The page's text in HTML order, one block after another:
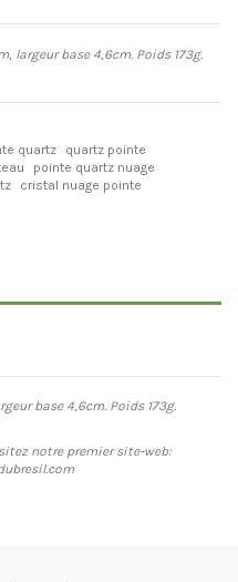
largeur base 4,6cm. Poids 173g.
quartz
quartz pointe
pointe quartz nuage
cristal nuage pointe
base 4,6cm. Poids 173g.
notre premier site-web: